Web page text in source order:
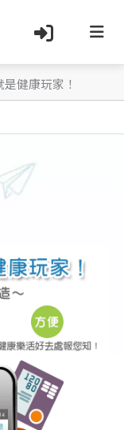
健康玩家！